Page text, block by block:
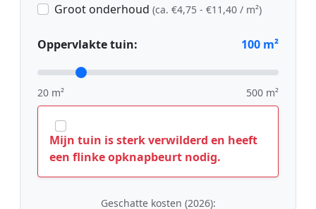
Groot onderhoud (ca. €4,75 - €11,40 / m²)
Oppervlakte tuin: 100 m²
20 m² 500 m²
Mijn tuin is sterk verwilderd en heeft
een flinke opknapbeurt nodig.
Geschatte kosten (2026):